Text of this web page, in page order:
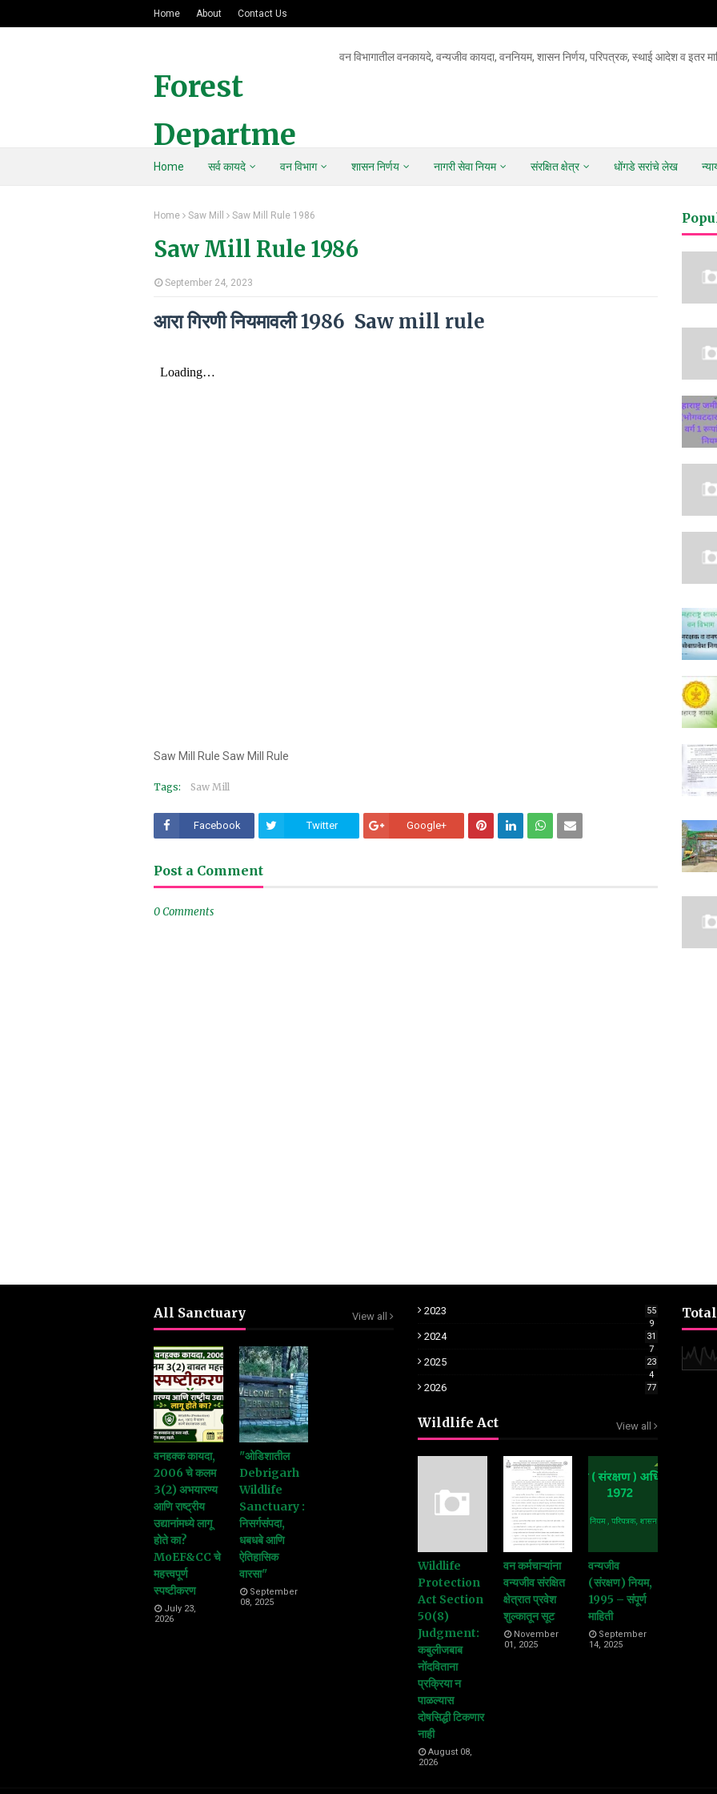
Home About Contact Us
Forest
Departme
nt Of
Maharasht
ra
वन विभागातील वनकायदे, वन्यजीव कायदा, वननियम, शासन निर्णय, परिपत्रक, स्थाई आदेश व इतर
Home सर्व कायदे वन विभाग शासन निर्णय नागरी सेवा नियम संरक्षित क्षेत्र धोंगडे सरांचे लेख
Home Saw Mill Saw Mill Rule 1986
Saw Mill Rule 1986
September 24, 2023
आरा गिरणी नियमावली 1986 Saw mill rule
Saw Mill Rule Saw Mill Rule
Tags: Saw Mill
Facebook Twitter Google+
Post a Comment
0 Comments
All Sanctuary View all
वनहक्क कायदा,
2006 चे कलम
3(2) अभयारण्य
आणि राष्ट्रीय
उद्यानांमध्ये लागू
होते का?
MoEF&CC चे
महत्त्वपूर्ण
स्पष्टीकरण
July 23,
2026
"ओडिशातील
Debrigarh
Wildlife
Sanctuary :
निसर्गसंपदा,
धबधबे आणि
ऐतिहासिक
वारसा"
September
08, 2025
2023
55
9
2024
31
7
2025
23
4
2026 77
Wildlife Act View all
Wildlife
Protection
Act Section
50(8)
Judgment:
कबुलीजबाब
नोंदविताना
प्रक्रिया न
पाळल्यास
दोषसिद्धी टिकणार
नाही
August 08,
2026
वन कर्मचाऱ्यांना
वन्यजीव संरक्षित
क्षेत्रात प्रवेश
शुल्कातून सूट
November
01, 2025
वन्यजीव
(संरक्षण) नियम,
1995 – संपूर्ण
माहिती
September
14, 2025